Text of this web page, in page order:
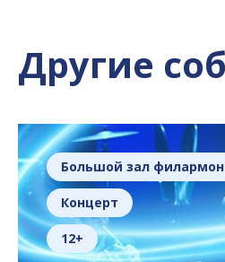
Другие
Большой зал
Концерт
12+